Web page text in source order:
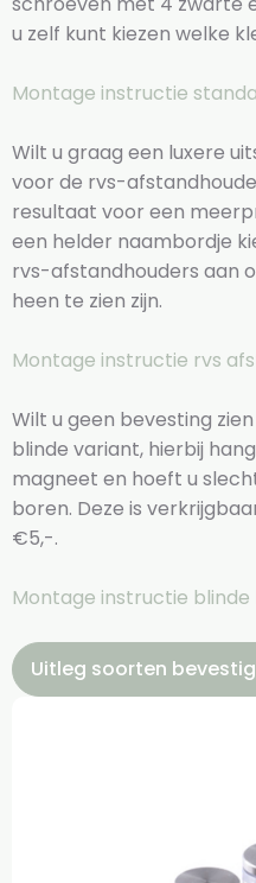
u zelf kunt kiezen welke
Montage instructie
Wilt u graag een luxere
voor de rvs-
resultaat voor een
een helder naambordje
rvs-afstandhouders aan
heen te zien zijn.
Montage instructie rvs
Wilt u geen bevesting
blinde variant, hierbij
magneet en hoeft u
boren. Deze is
€5,-.
Montage instructie blinde
Uitleg soorten